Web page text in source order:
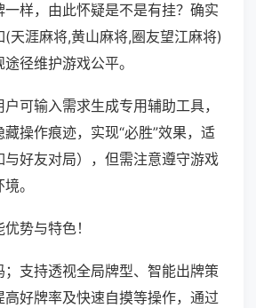
一样，由此怀疑是不是有挂？确实
天涯麻将,黄山麻将,圈友望江麻将)
径维护游戏公平。
可输入需求生成专用辅助工具，
操作痕迹，实现“必胜”效果，适
与好友对局），但需注意遵守游戏
。
势与特色！
支持透视全局牌型、智能出牌策
高好牌率及快速自摸等操作，通过